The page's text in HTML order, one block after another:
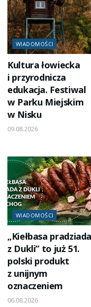
WIADOMOŚCI
Kultura łowiecka
i przyrodnicza
edukacja. Festiwal
w Parku Miejskim
w Nisku
09.08.2026
WIADOMOŚCI
„Kiełbasa pradziada
z Dukli” to już 51.
polski produkt
z unijnym
oznaczeniem
06.08.2026